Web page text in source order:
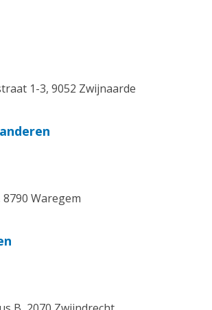
1-3, 9052 Zwijnaarde
Waregem